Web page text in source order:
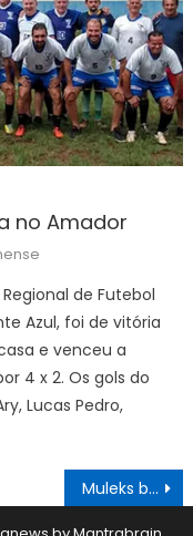
no Amador
de Futebol
Azul, foi de vitória
e venceu a
4 x 2. Os gols do
Lucas Pedro,
Muleks busca vitória no Regional